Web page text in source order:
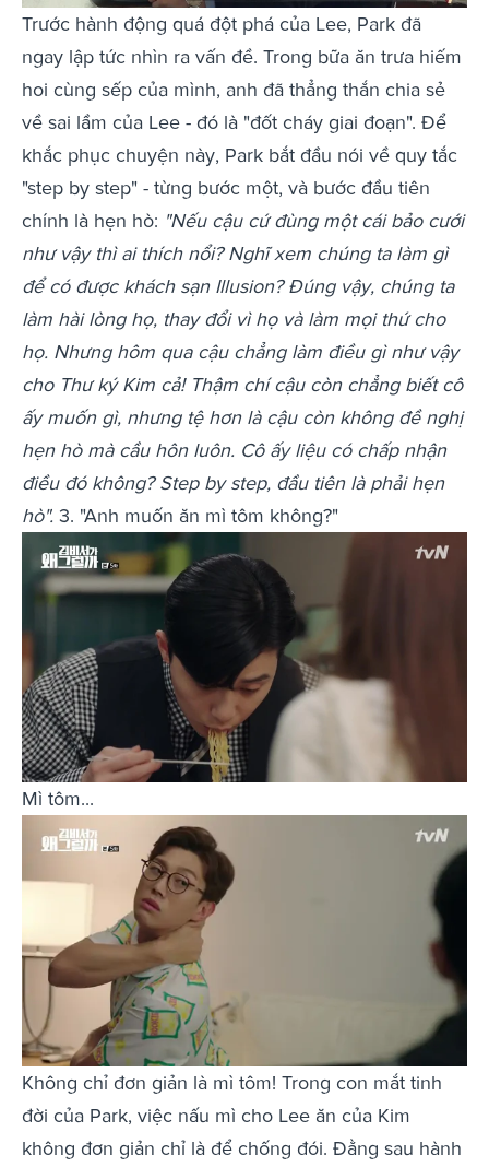
Trước hành động quá đột phá của Lee, Park đã
ngay lập tức nhìn ra vấn đề. Trong bữa ăn trưa hiếm
hoi cùng sếp của mình, anh đã thẳng thắn chia sẻ
về sai lầm của Lee - đó là "đốt cháy giai đoạn". Để
khắc phục chuyện này, Park bắt đầu nói về quy tắc
"step by step" - từng bước một, và bước đầu tiên
chính là hẹn hò: "Nếu cậu cứ đùng một cái bảo cưới
như vậy thì ai thích nổi? Nghĩ xem chúng ta làm gì
để có được khách sạn Illusion? Đúng vậy, chúng ta
làm hài lòng họ, thay đổi vì họ và làm mọi thứ cho
họ. Nhưng hôm qua cậu chẳng làm điều gì như vậy
cho Thư ký Kim cả! Thậm chí cậu còn chẳng biết cô
ấy muốn gì, nhưng tệ hơn là cậu còn không đề nghị
hẹn hò mà cầu hôn luôn. Cô ấy liệu có chấp nhận
điều đó không? Step by step, đầu tiên là phải hẹn
hò". 3. "Anh muốn ăn mì tôm không?"
Mì tôm...
Không chỉ đơn giản là mì tôm! Trong con mắt tinh
đời của Park, việc nấu mì cho Lee ăn của Kim
không đơn giản chỉ là để chống đói. Đằng sau hành